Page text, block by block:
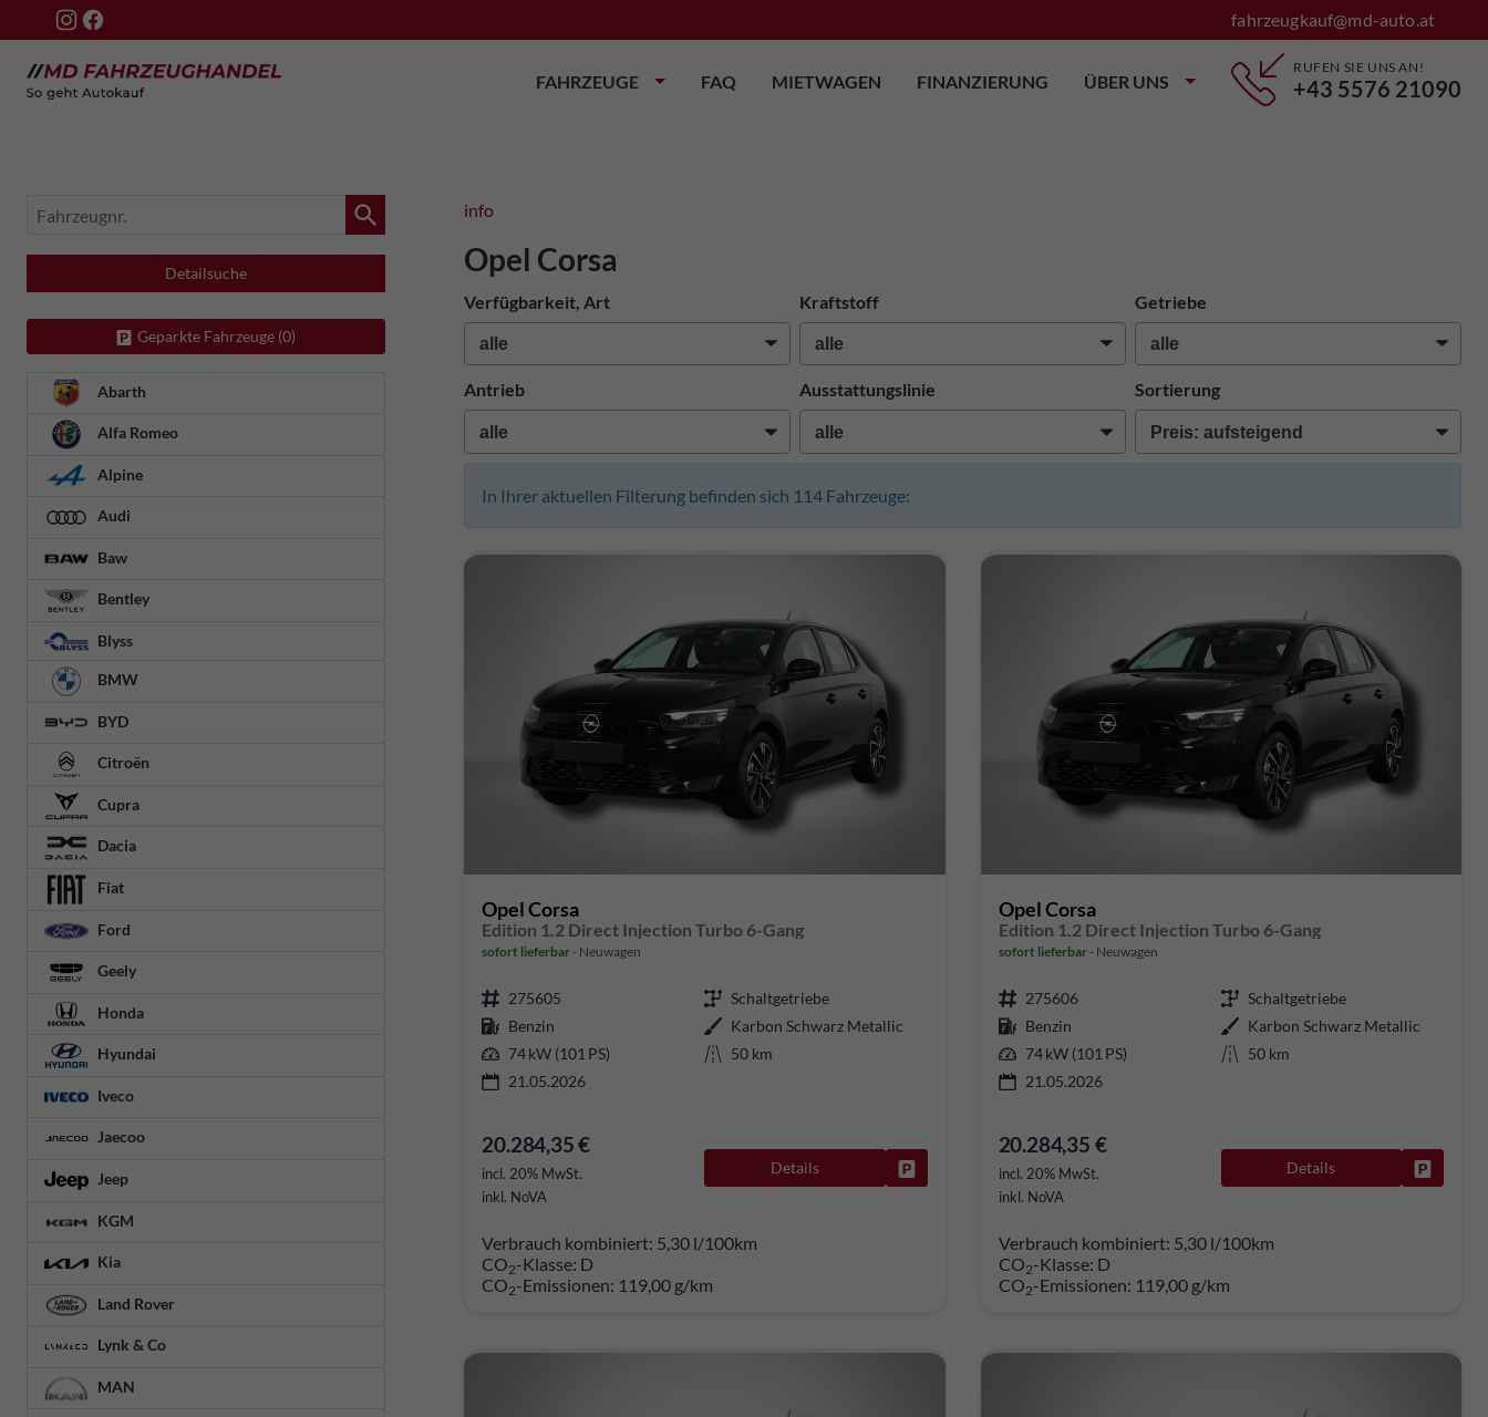
fahrzeugkauf@md-auto.at
FAHRZEUGE FAQ MIETWAGEN FINANZIERUNG ÜBER UNS
RUFEN SIE UNS AN!
+43 5576 21090
info
Opel Corsa
Verfügbarkeit, Art Kraftstoff Getriebe
Antrieb Ausstattungslinie Sortierung
In Ihrer aktuellen Filterung befinden sich 114 Fahrzeuge:
Opel Corsa
Edition 1.2 Direct Injection Turbo 6-Gang
sofort lieferbar Neuwagen
275605
Schaltgetriebe
Benzin
Karbon Schwarz Metallic
74 kW (101 PS)
50 km
21.05.2026
20.284,35 €
incl. 20% MwSt.
inkl. NoVA
Details Fahrzeug parken
Verbrauch kombiniert: 5,30 l/100km
CO2-Klasse: D
CO2-Emissionen: 119,00 g/km
Opel Corsa
Edition 1.2 Direct Injection Turbo 6-Gang
sofort lieferbar Neuwagen
275606
Schaltgetriebe
Benzin
Karbon Schwarz Metallic
74 kW (101 PS)
50 km
21.05.2026
20.284,35 €
incl. 20% MwSt.
inkl. NoVA
Details
Verbrauch kombiniert: 5,30 l/100km
CO2-Klasse: D
CO2-Emissionen: 119,00 g/km
Fahrzeugnr.
Detailsuche
Geparkte Fahrzeuge (0)
Abarth
Alfa Romeo
Alpine
Audi
Baw
Bentley
Blyss
BMW
BYD
Citroën
Cupra
Dacia
Fiat
Ford
Geely
Honda
Hyundai
Iveco
Jaecoo
Jeep
KGM
Kia
Land Rover
Lynk & Co
MAN